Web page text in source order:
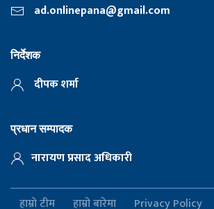
ad.onlinepana@gmail.com
निर्देशक
दीपक शर्मा
प्रधान सम्पादक
नारायण प्रसाद अधिकारी
हाम्रो टीम हाम्रो बारेमा Privacy Policy